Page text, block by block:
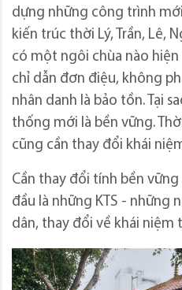
dựng những công trình
kiến trúc thời Lý, Trần, Lê,
có một ngôi chùa nào hiện
chỉ dẫn đơn điệu, không
nhân danh là bảo tồn. Tại
thống mới là bền vững.
cũng cần thay đổi khái
Cần thay đổi tính bền
đầu là những KTS - những
dân, thay đổi về khái niệm